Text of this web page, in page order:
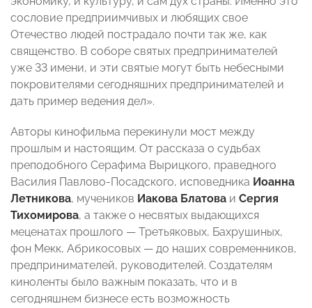
сословие предприимчивых и любящих свое
Отечество людей пострадало почти так же, как
священство. В соборе святых предпринимателей
уже 33 имени, и эти святые могут быть небесными
покровителями сегодняшних предпринимателей и
дать пример ведения дел».
Авторы кинофильма перекинули мост между
прошлым и настоящим. От рассказа о судьбах
преподобного Серафима Вырицкого, праведного
Василия Павлово-Посадского, исповедника Иоанна
Летникова, мучеников Иакова Блатова и Сергия
Тихомирова, а также о несвятых выдающихся
меценатах прошлого — Третьяковых, Бахрушиных,
фон Мекк, Абрикосовых — до наших современников,
предпринимателей, руководителей. Создателям
киноленты было важным показать, что и в
сегодняшнем бизнесе есть возможность